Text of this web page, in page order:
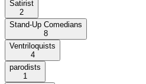
Satirist
2
Stand-Up Comedians
8
Ventriloquists
4
parodists
1